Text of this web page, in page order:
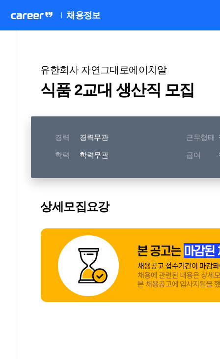
채용정보
유한회사 자연그대로에이치알
식품 2교대 생산직 모집
경력 경력무관 근무형태
학력 학력무관 급여
상세모집요강